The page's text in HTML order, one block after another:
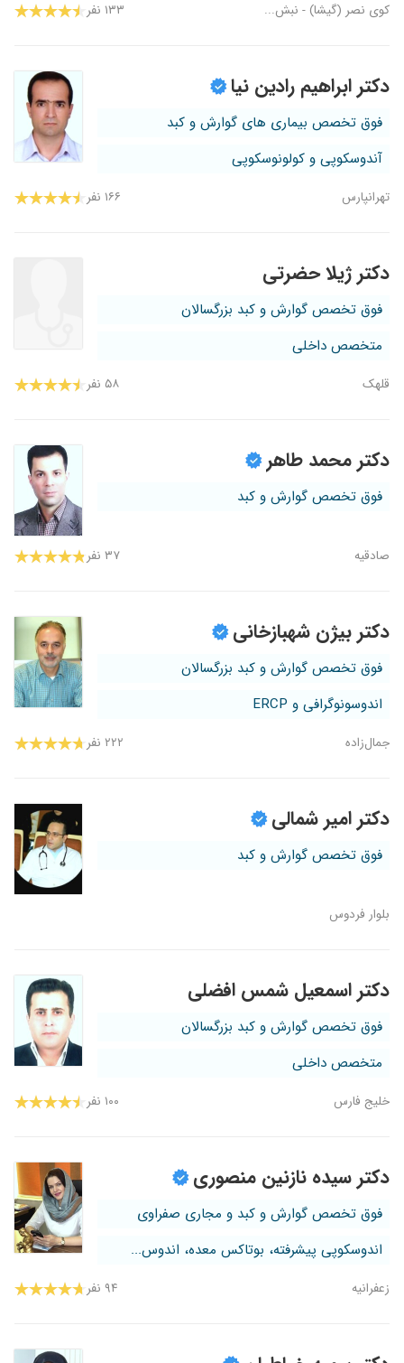
کوی نصر (گیشا) - نبش... ۱۳۳ نفر
دکتر ابراهیم رادین نیا
فوق تخصص بیماری های گوارش و کبد
آندوسکوپی و کولونوسکوپی
تهرانپارس ۱۶۶ نفر
دکتر ژیلا حضرتی
فوق تخصص گوارش و کبد بزرگسالان
متخصص داخلی
قلهک ۵۸ نفر
دکتر محمد طاهر
فوق تخصص گوارش و کبد
صادقیه ۳۷ نفر
دکتر بیژن شهبازخانی
فوق تخصص گوارش و کبد بزرگسالان
اندوسونوگرافی و ERCP
جمال‌زاده ۲۲۲ نفر
دکتر امیر شمالی
فوق تخصص گوارش و کبد
بلوار فردوس
دکتر اسمعیل شمس افضلی
فوق تخصص گوارش و کبد بزرگسالان
متخصص داخلی
خلیج فارس ۱۰۰ نفر
دکتر سیده نازنین منصوری
فوق تخصص گوارش و کبد و مجاری صفراوی
اندوسکوپی پیشرفته، بوتاکس معده، اندوس...
زعفرانیه ۹۴ نفر